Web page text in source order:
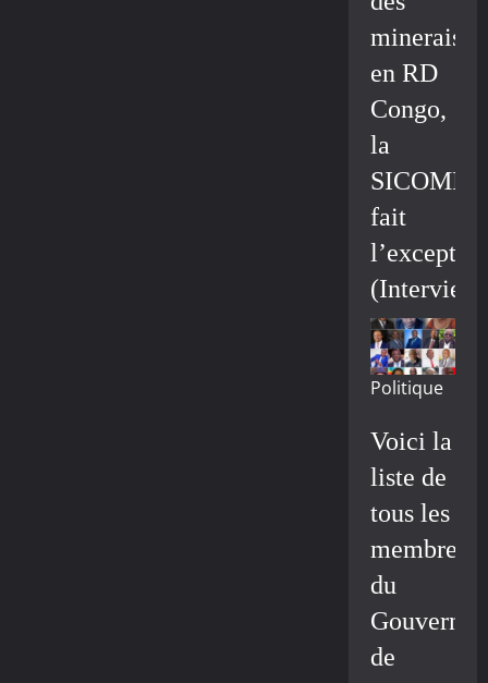
minerais
en RD
Congo,
la
fait
(Interview)
Politique
Voici la
liste de
tous les
membres
du
de